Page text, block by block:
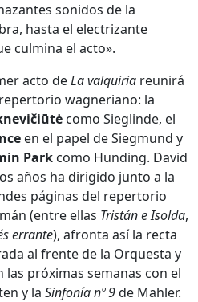
sonidos de la
hasta el electrizante
culmina el acto».
acto deLa valquiria reunirá
wagneriano: la
como Sieglinde, el
en el papel de Siegmund y
Park como Hunding. David
años ha dirigido junto a la
páginas del repertorio
(entre ellas Tristán e Isolda,
errante), afronta así la recta
al frente de la Orquesta y
las próximas semanas con el
y la Sinfoníanº 9de Mahler.